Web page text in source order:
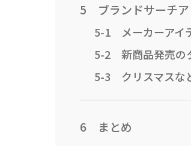
5 ブランドサーチア
5-1 メーカーアイ
5-2 新商品発売の
5-3 クリスマスな
6 まとめ